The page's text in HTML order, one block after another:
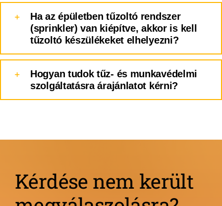
Ha az épületben tűzoltó rendszer
(sprinkler) van kiépítve, akkor is kell
tűzoltó készülékeket elhelyezni?
Hogyan tudok tűz- és munkavédelmi
szolgáltatásra árajánlatot kérni?
Kérdése nem került